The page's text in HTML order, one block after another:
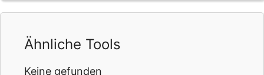
Ähnliche Tools
Keine gefunden